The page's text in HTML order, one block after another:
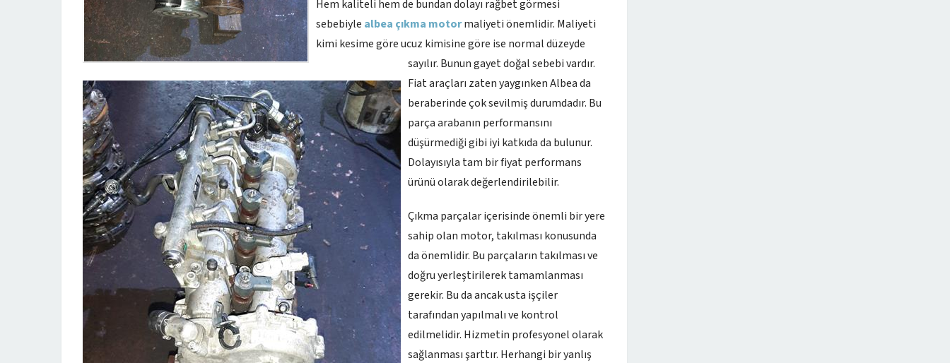
Hem kaliteli hem de bundan dolayı rağbet görmesi
sebebiyle albea çıkma motormaliyeti önemlidir. Maliyeti
kimi kesime göre ucuz kimisine göre ise normal düzeyde
sayılır. Bunun gayet doğal sebebi vardır.
Fiat araçları zaten yaygınken Albea da
beraberinde çok sevilmiş durumdadır. Bu
parça arabanın performansını
düşürmediği gibi iyi katkıda da bulunur.
Dolayısıyla tam bir fiyat performans
ürünü olarak değerlendirilebilir.
Çıkma parçalar içerisinde önemli bir yere
sahip olan motor, takılması konusunda
da önemlidir. Bu parçaların takılması ve
doğru yerleştirilerek tamamlanması
gerekir. Bu da ancak usta işçiler
tarafından yapılmalı ve kontrol
edilmelidir. Hizmetin profesyonel olarak
sağlanması şarttır. Herhangi bir yanlış